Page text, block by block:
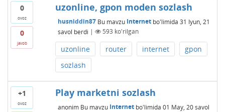
0
ovoz
0
javob
uzonline, gpon moden sozlash
husniddin87 Bu mavzu Internetbo'limida 31 Iyun, 21
savol berdi | 593 ko'rilgan
uzonline router internet
gpon
sozlash
+1
ovoz
Play marketni sozlash
anonim Bu mavzu Internetbo'limida 01 May, 20 savol